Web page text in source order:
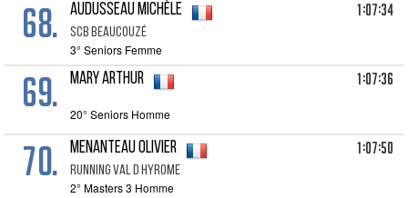
68. AUDUSSEAU Michèle
SCB BEAUCOUZÉ
1:07:34
3° Seniors Femme
69. MARY Arthur 1:07:36
20° Seniors Homme
70. MENANTEAU Olivier
RUNNING VAL D HYROME
1:07:50
2° Masters 3 Homme